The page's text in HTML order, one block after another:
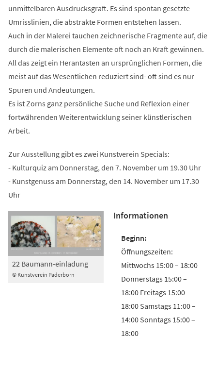
unmittelbaren Ausdrucksgraft. Es sind spontan gesetzte
Umrisslinien, die abstrakte Formen entstehen lassen.
Auch in der Malerei tauchen zeichnerische Fragmente auf, die
durch die malerischen Elemente oft noch an Kraft gewinnen.
All das zeigt ein Herantasten an ursprünglichen Formen, die
meist auf das Wesentlichen reduziert sind- oft sind es nur
Spuren und Andeutungen.
Es ist Zorns ganz persönliche Suche und Reflexion einer
fortwährenden Weiterentwicklung seiner künstlerischen
Arbeit.
Zur Ausstellung gibt es zwei Kunstverein Specials:
- Kulturquiz am Donnerstag, den 7. November um 19.30 Uhr
- Kunstgenuss am Donnerstag, den 14. November um 17.30
Uhr
© Kunstverein Paderborn
22 Baumann-einladung
Informationen
Öffnungszeiten:
Mittwochs 15:00 – 18:00
Donnerstags 15:00 –
18:00 Freitags 15:00 –
18:00 Samstags 11:00 –
14:00 Sonntags 15:00 –
18:00